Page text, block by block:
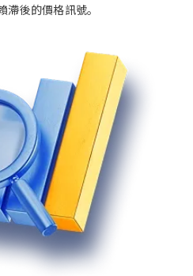
滯後的價格訊號。